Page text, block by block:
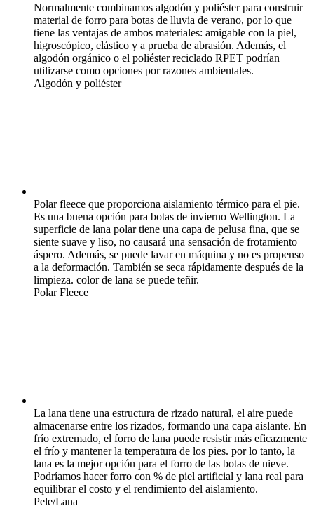
Normalmente combinamos algodón y poliéster para construir
material de forro para botas de lluvia de verano, por lo que
tiene las ventajas de ambos materiales: amigable con la piel,
higroscópico, elástico y a prueba de abrasión. Además, el
algodón orgánico o el poliéster reciclado RPET podrían
utilizarse como opciones por razones ambientales.
Algodón y poliéster
Polar fleece que proporciona aislamiento térmico para el pie.
Es una buena opción para botas de invierno Wellington. La
superficie de lana polar tiene una capa de pelusa fina, que se
siente suave y liso, no causará una sensación de frotamiento
áspero. Además, se puede lavar en máquina y no es propenso
a la deformación. También se seca rápidamente después de la
limpieza. color de lana se puede teñir.
Polar Fleece
La lana tiene una estructura de rizado natural, el aire puede
almacenarse entre los rizados, formando una capa aislante. En
frío extremado, el forro de lana puede resistir más eficazmente
el frío y mantener la temperatura de los pies. por lo tanto, la
lana es la mejor opción para el forro de las botas de nieve.
Podríamos hacer forro con % de piel artificial y lana real para
equilibrar el costo y el rendimiento del aislamiento.
Pele/Lana